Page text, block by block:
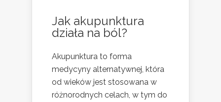
Jak akupunktura
działa na ból?
Akupunktura to forma
medycyny alternatywnej, która
od wieków jest stosowana w
różnorodnych celach, w tym do